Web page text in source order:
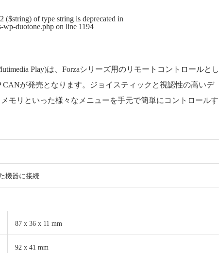
($string) of type string is deprecated in
wp-duotone.php on line 1194
Play)は、Forzaシリーズ用のリモートコントロールとし
が発売となります。ジョイスティックと視認性の高いデ
モリといった様々なメニューを手元で簡単にコントロールす
機器に接続
87 x 36 x 11 mm
92 x 41 mm